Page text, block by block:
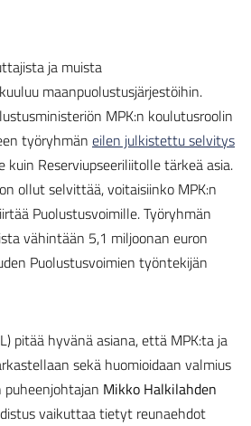
ja muista
maanpuolustusjärjestöihin.
MPK:n koulutusroolin
työryhmän eilen julkistettu selvitys
kuin Reserviupseeriliitolle tärkeä asia.
ollut selvittää, voitaisiinko MPK:n
Puolustusvoimille. Työryhmän
vähintään 5,1 miljoonan euron
Puolustusvoimien työntekijän
pitää hyvänä asiana, että MPK:ta ja
sekä huomioidaan valmius
puheenjohtajan Mikko Halkilahden
vaikuttaa tietyt reunaehdot